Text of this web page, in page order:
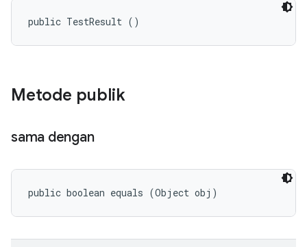
public TestResult ()
Metode publik
sama dengan
public boolean equals (Object obj)